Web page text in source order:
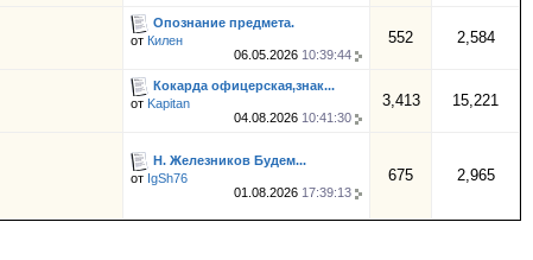
Опознание предмета.
от Килен
06.05.2026 10:39:44
552 2,584
Кокарда офицерская,знак...
от Kapitan
04.08.2026 10:41:30
3,413 15,221
Н. Железников Будем...
от IgSh76
01.08.2026 17:39:13
675 2,965